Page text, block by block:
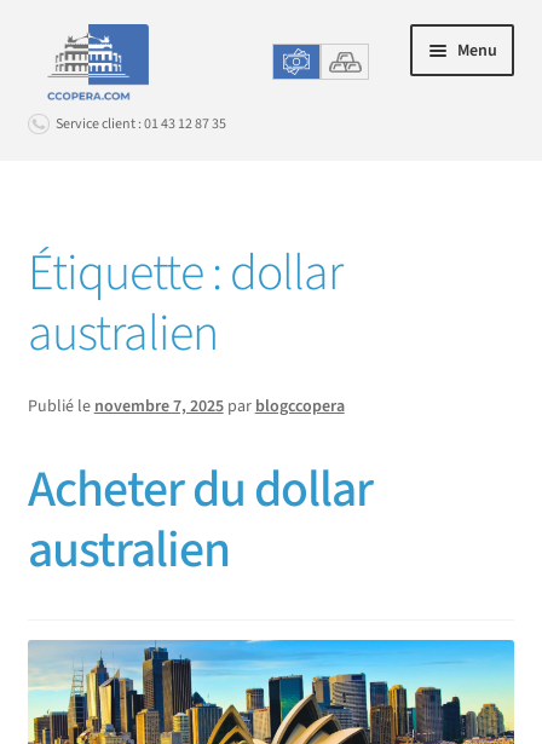
navigation
contenu
Service client : 01 43 12 87 35
Menu
ACHAT EN LIGNE
LE CHANGE EN AGENCE
Étiquette :dollar
australien
Publié lenovembre 7, 2025 parblogccopera
Acheter du dollar
australien